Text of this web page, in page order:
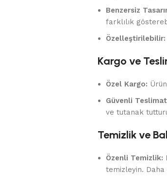
Benzersiz
farklılık
Özelleştirilebilir:
Kargo ve
Özel Kargo:
Güvenli
ve tutanak
Temizlik ve
Özenli Temizlik:
temizleyin.